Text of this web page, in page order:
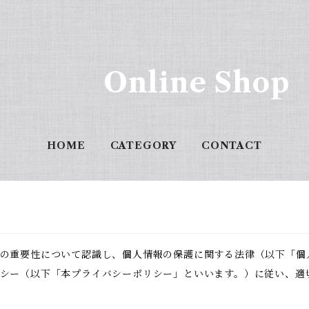
Online Shop
HOME CATEGORY CONTACT
重要性について認識し、個人情報の保護に関する法律（以下「
ー（以下「本プライバシーポリシー」といいます。）に従い、